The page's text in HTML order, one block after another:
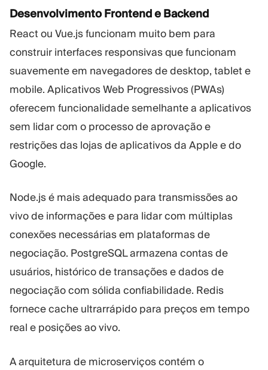
Desenvolvimento Frontend e Backend
React ou Vue.js funcionam muito bem para
construir interfaces responsivas que funcionam
suavemente em navegadores de desktop, tablet e
mobile. Aplicativos Web Progressivos (PWAs)
oferecem funcionalidade semelhante a aplicativos
sem lidar com o processo de aprovação e
restrições das lojas de aplicativos da Apple e do
Google.
Node.js é mais adequado para transmissões ao
vivo de informações e para lidar com múltiplas
conexões necessárias em plataformas de
negociação. PostgreSQL armazena contas de
usuários, histórico de transações e dados de
negociação com sólida confiabilidade. Redis
fornece cache ultrarrápido para preços em tempo
real e posições ao vivo.
A arquitetura de microserviços contém o